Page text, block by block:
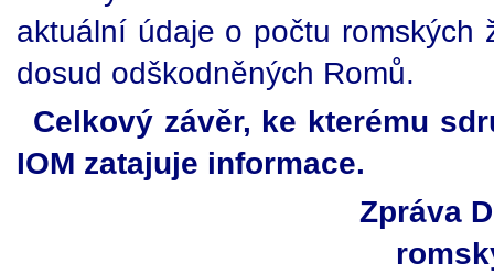
aktuální údaje o počtu romských
dosud odškodněných Romů.
Celkový závěr, ke kterému
IOM zatajuje informace.
Zpráva